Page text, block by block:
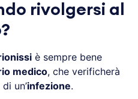
rivolgersi al
è sempre bene
medico, che verificherà
un’infezione.